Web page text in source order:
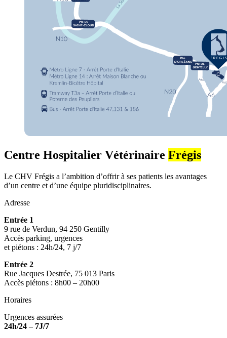
Centre Hospitalier Vétérinaire Frégis
Le CHV Frégis a l’ambition d’offrir à ses patients les avantages
d’un centre et d’une équipe pluridisciplinaires.
Adresse
Entrée 1
9 rue de Verdun, 94 250 Gentilly
Accès parking, urgences
et piétons : 24h/24, 7 j/7
Entrée 2
Rue Jacques Destrée, 75 013 Paris
Accès piétons : 8h00 – 20h00
Horaires
Urgences assurées
24h/24 – 7J/7